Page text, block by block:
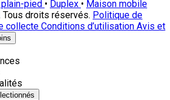
pied • Duplex • Maison mobile
. Tous droits réservés. Politique de
collecte Conditions d’utilisation Avis et